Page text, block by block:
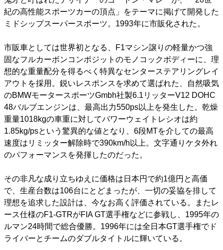
紀の高性能スポーツカーの頂点」をテーマに掲げて開発した
ミドシップスーパースポーツ。1993年に市販化された。
市販車としては世界初となる、F1マシン譲りの軽量かつ強
固なフルカーボンコンポジットのモノコックボディーに、理
想的な重量配分を得るべく特異なセンターステアリングレイ
アウトを採用。鋭いレスポンスを求めて選ばれた、自然吸気
のBMWモータースポーツGmbh社製6.1リッターV12 DOHC
48バルブエンジンは、最高出力550ps以上を発生した。乾燥
重量1018kgの車重に対してパワーウェイトレシオは約
1.85kg/psという驚異的な値となり、6段MTを介しての最高
速度はリミッター解除時で390km/h以上。文字通りケタ外れ
のパフォーマンスを発揮したのだった。
その非凡な成り立ちゆえに価格は日本円で約1億円と高価
で、生産台数は106台にとどまったが、一切の妥協を排して
理想を追求した設計は、今なお高く評価されている。またレ
ース仕様のF1-GTRがFIA GT選手権などに参戦し、1995年の
ルマン24時間で総合優勝。1996年には全日本GT選手権でド
ライバーとチームのダブルタイトルに輝いている。